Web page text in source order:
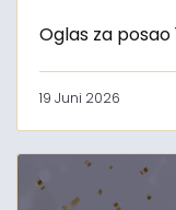
Oglas za posao
19 Juni 2026